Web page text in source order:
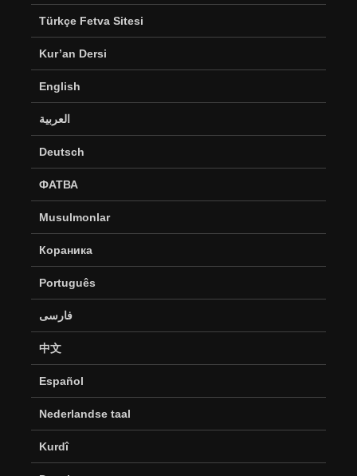
Türkçe Fetva Sitesi
Kur’an Dersi
English
العربية
Deutsch
ФАТВА
Musulmonlar
Кораника
Português
فارسی
中文
Español
Nederlandse taal
Kurdî